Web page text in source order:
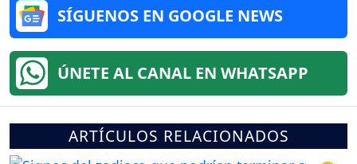
SÍGUENOS EN GOOGLE NEWS
ÚNETE AL CANAL EN WHATSAPP
ARTÍCULOS RELACIONADOS